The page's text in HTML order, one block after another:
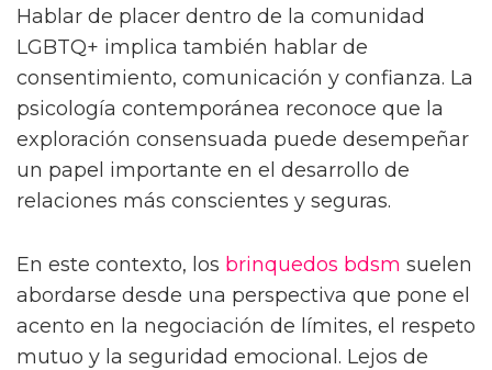
Hablar de placer dentro de la comunidad
LGBTQ+ implica también hablar de
consentimiento, comunicación y confianza. La
psicología contemporánea reconoce que la
exploración consensuada puede desempeñar
un papel importante en el desarrollo de
relaciones más conscientes y seguras.
En este contexto, los brinquedos bdsm suelen
abordarse desde una perspectiva que pone el
acento en la negociación de límites, el respeto
mutuo y la seguridad emocional. Lejos de